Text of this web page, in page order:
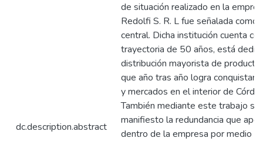
dc.description.abstract
de situación realizado en la
Redolfi S. R. L fue señalada como
central. Dicha institución cuenta
trayectoria de 50 años, está
distribución mayorista de
que año tras año logra conquistar
y mercados en el interior de
También mediante este trabajo se
manifiesto la redundancia que
dentro de la empresa por medio